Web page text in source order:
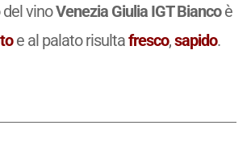
vinoVenezia Giulia IGT Biancoè
e al palato risultafresco,sapido.